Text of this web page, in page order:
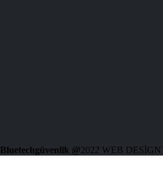
Bluetechgüvenlik @2022 WEB DESİGN